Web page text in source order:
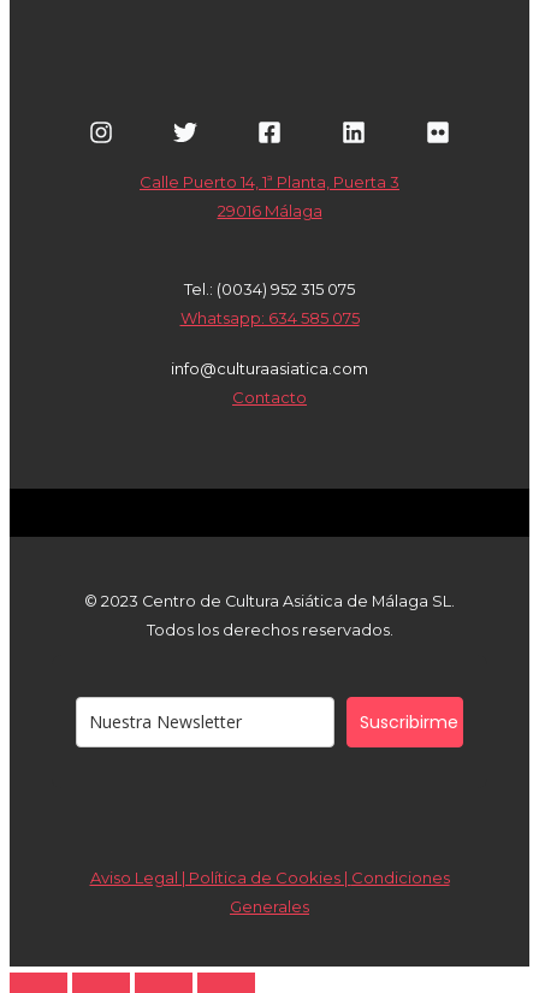
Calle Puerto 14, 1ª Planta, Puerta 3
29016 Málaga
Tel.: (0034) 952 315 075
Whatsapp: 634 585 075
info@culturaasiatica.com
Contacto
© 2023 Centro de Cultura Asiática de Málaga SL.
Todos los derechos reservados.
Suscribirme
Aviso Legal | Política de Cookies | Condiciones
Generales